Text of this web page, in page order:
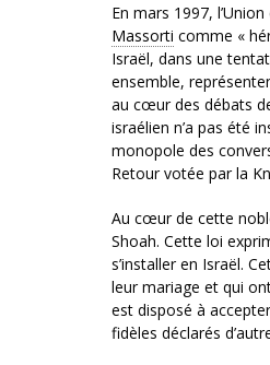
En mars 1997, l’Union
Massorti comme «
Israël, dans une
ensemble,
au cœur des débats
israélien n’a pas été
monopole des
Retour votée par la
Au cœur de cette
Shoah. Cette loi
s’installer en Israël.
leur mariage et qui
est disposé à
fidèles déclarés